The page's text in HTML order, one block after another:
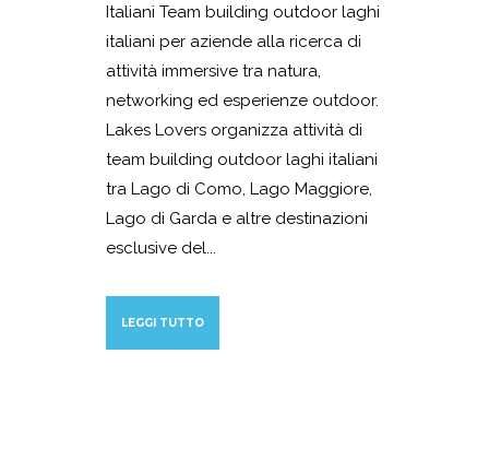
Italiani Team building outdoor laghi
italiani per aziende alla ricerca di
attività immersive tra natura,
networking ed esperienze outdoor.
Lakes Lovers organizza attività di
team building outdoor laghi italiani
tra Lago di Como, Lago Maggiore,
Lago di Garda e altre destinazioni
esclusive del...
LEGGI TUTTO